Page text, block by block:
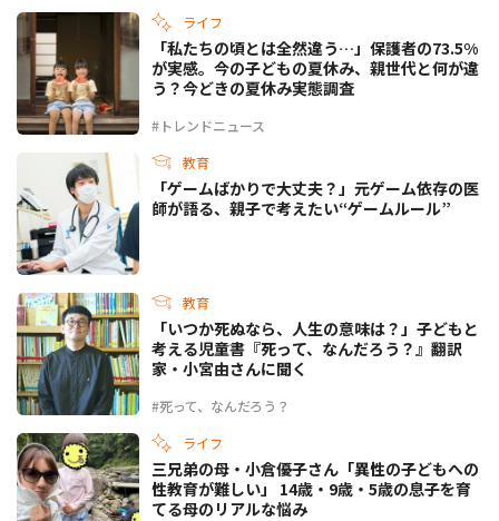
ライフ
#トレンドニュース
「私たちの頃とは全然違う…」保護者の73.5%
が実感。今の子どもの夏休み、親世代と何が違
う？今どきの夏休み実態調査
教育
「ゲームばかりで大丈夫？」元ゲーム依存の医
師が語る、親子で考えたい“ゲームルール”
教育
#死って、なんだろう？
「いつか死ぬなら、人生の意味は？」子どもと
考える児童書『死って、なんだろう？』翻訳
家・小宮由さんに聞く
ライフ
三兄弟の母・小倉優子さん「異性の子どもへの
性教育が難しい」 14歳・9歳・5歳の息子を育
てる母のリアルな悩み